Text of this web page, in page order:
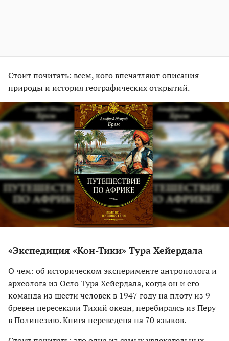
Стоит почитать: всем, кого впечатляют описания
природы и история географических открытий.
«Экспедиция «Кон-Тики» Тура Хейердала
О чем: об историческом эксперименте антрополога и
археолога из Осло Тура Хейердала, когда он и его
команда из шести человек в 1947 году на плоту из 9
бревен пересекали Тихий океан, перебираясь из Перу
в Полинезию. Книга переведена на 70 языков.